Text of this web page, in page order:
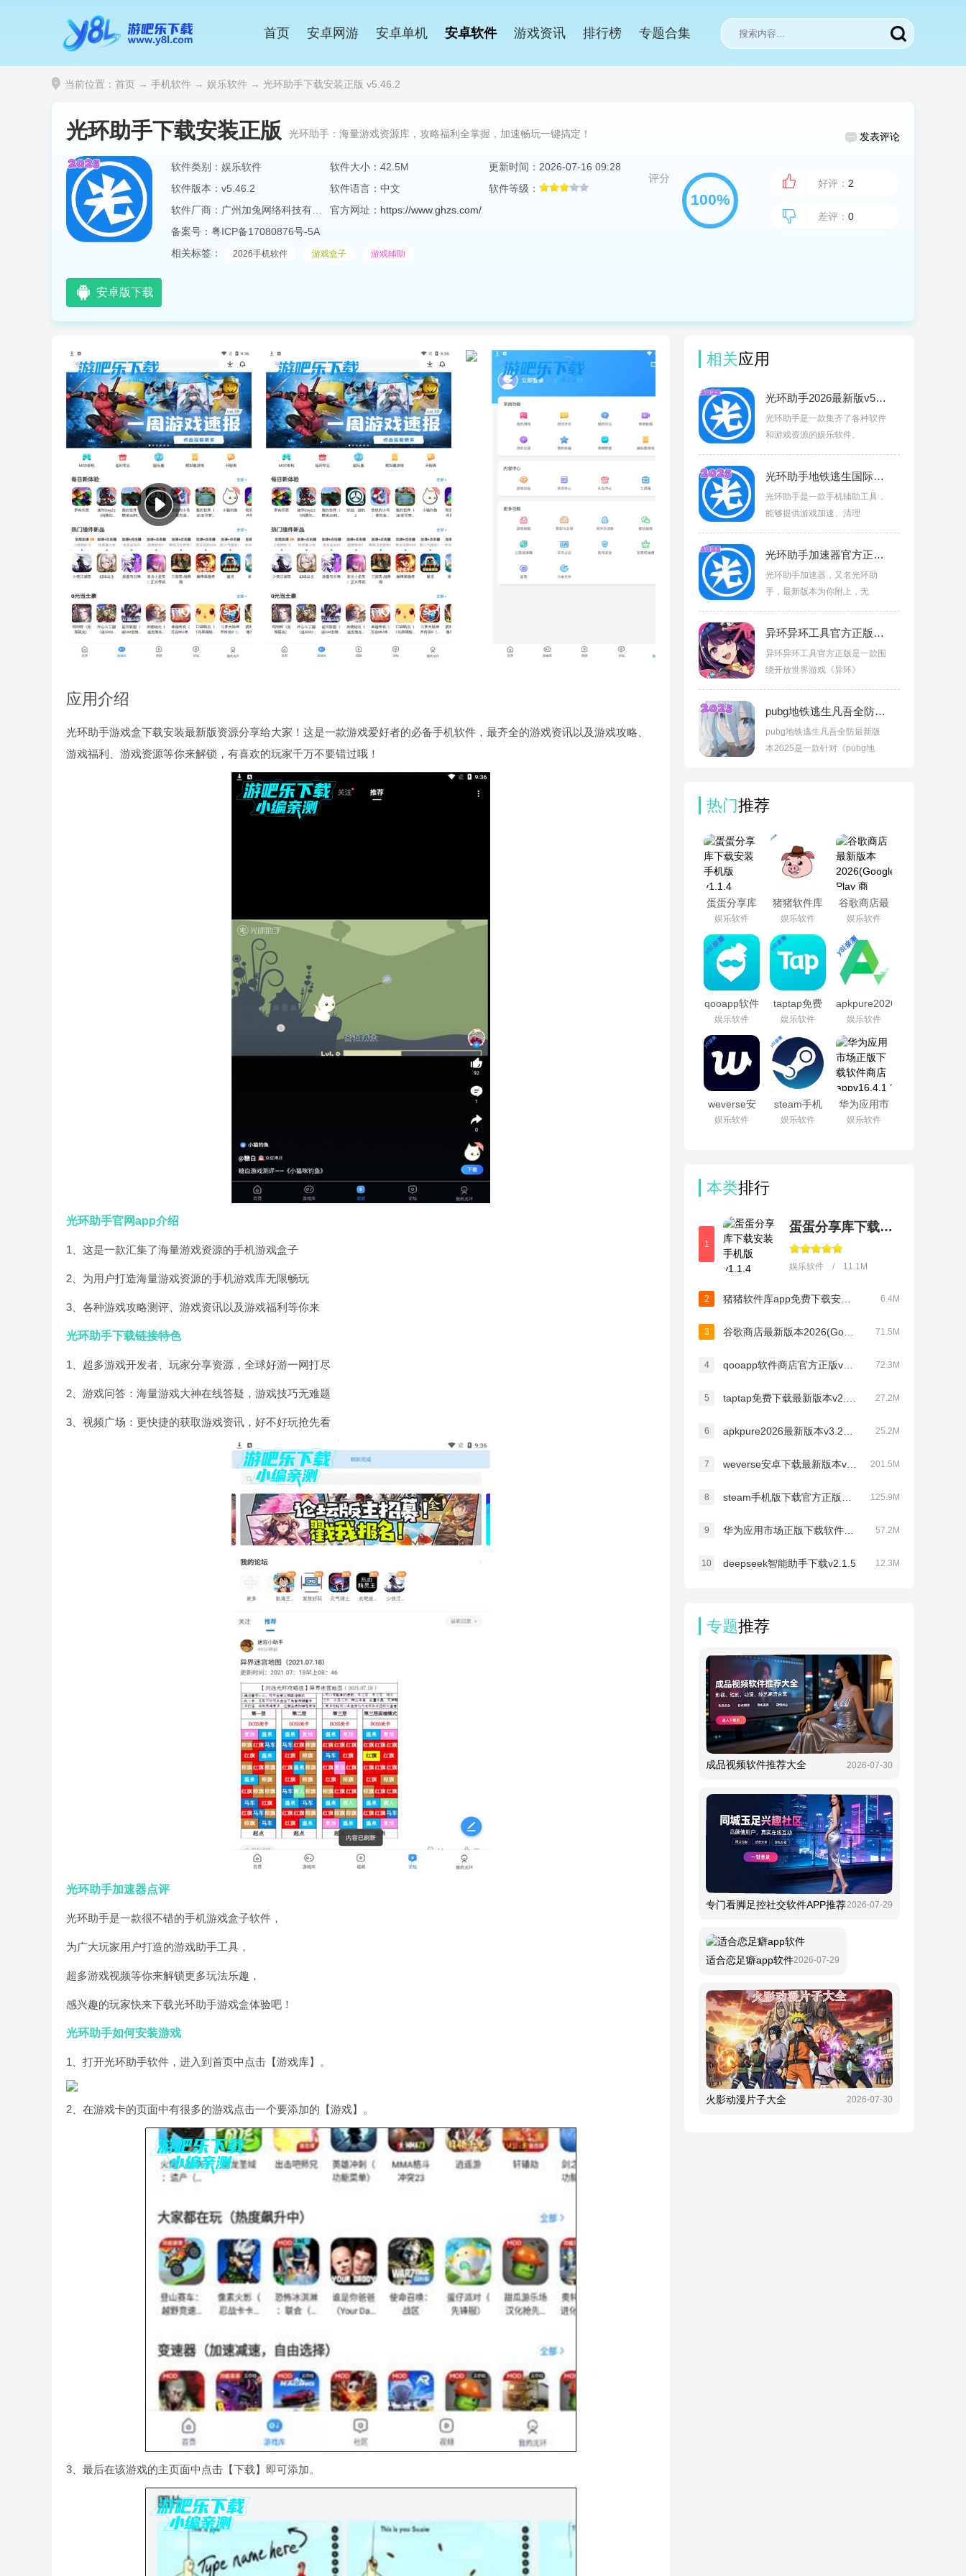
首页 安卓网游 安卓单机 安卓软件 游戏资讯 排行榜 专题合集
当前位置： 首页 → 手机软件 → 娱乐软件 → 光环助手下载安装正版 v5.46.2
光环助手下载安装正版 光环助手：海量游戏资源库，攻略福利全掌握，加速畅玩一键搞定！ 发表评论
软件类别：娱乐软件 软件大小：42.5M
更新时间：2026-07-16 09:28
软件版本：v5.46.2
软件语言：中文
软件等级：
官方网址： https://www.ghzs.com/
备案号： 粤ICP备17080876号-5A
相关标签：
2026手机软件 游戏盒子 游戏辅助
评分 好评： 2
差评： 0
安卓版下载
应用介绍
光环助手游戏盒下载安装最新版资源分享给大家！这是一款游戏爱好者的必备手机软件，最齐全的游戏资讯以及游戏攻略、
游戏福利、游戏资源等你来解锁，有喜欢的玩家千万不要错过哦！
光环助手官网app介绍
1、这是一款汇集了海量游戏资源的手机游戏盒子
2、为用户打造海量游戏资源的手机游戏库无限畅玩
3、各种游戏攻略测评、游戏资讯以及游戏福利等你来
光环助手下载链接特色
1、超多游戏开发者、玩家分享资源，全球好游一网打尽
2、游戏问答：海量游戏大神在线答疑，游戏技巧无难题
3、视频广场：更快捷的获取游戏资讯，好不好玩抢先看
光环助手加速器点评
光环助手是一款很不错的手机游戏盒子软件，
为广大玩家用户打造的游戏助手工具，
超多游戏视频等你来解锁更多玩法乐趣，
感兴趣的玩家快来下载光环助手游戏盒体验吧！
光环助手如何安装游戏
1、打开光环助手软件，进入到首页中点击【游戏库】。
2、在游戏卡的页面中有很多的游戏点击一个要添加的【游戏】。
3、最后在该游戏的主页面中点击【下载】即可添加。
相关应用
光环助手2026最新版v5.46.2
光环助手是一款集齐了各种软件
和游戏资源的娱乐软件。
光环助手地铁逃生国际服v5.46.2
光环助手是一款手机辅助工具，
能够提供游戏加速、清理
光环助手加速器官方正版v5.46.2
光环助手加速器，又名光环助
手，最新版本为你附上，无
异环异环工具官方正版v1.1
异环异环工具官方正版是一款围
绕开放世界游戏《异环》
pubg地铁逃生凡吾全防最新版本2026v3.3.0
pubg地铁逃生凡吾全防最新版
本2025是一款针对《pubg地
热门推荐
蛋蛋分享库
下载安装手
机版v1.1.4
娱乐软件
猪猪软件库
app免费下
载安装v3.5
娱乐软件
谷歌商店最
新版本
2026(Google
Play 商
店)v52.4.41-
34 [0] [PR]
953053140
娱乐软件
qooapp软件
商店官方正
版v9.3.0
娱乐软件
taptap免费
下载最新版
本v2.96.8-
rel.100000
娱乐软件
apkpure2026
最新版本
v3.20.7609
娱乐软件
weverse安
卓下载最新
版本v3.16.1
娱乐软件
steam手机
版下载官方
正版最新版
娱乐软件
华为应用市
场正版下载
软件商店
娱乐软件
本类排行
1
蛋蛋分享库下载安装手机版
娱乐软件 / 11.1M
2 6.4M
3 71.5M
4 72.3M
5 27.2M
6 25.2M
7 201.5M
8 125.9M
9 57.2M
10 deepseek智能助手下载v2.1.5 12.3M
专题推荐
成品视频软件推荐大全 2026-07-30
专门看脚足控社交软件APP推荐2026-07-29
适合恋足癖app软件2026-07-29
火影动漫片子大全 2026-07-30